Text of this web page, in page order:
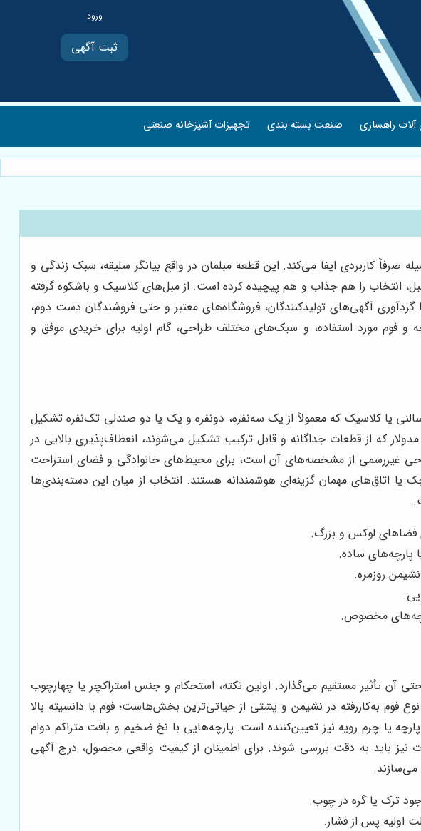
ثبت آگهی
راهسازی صنعت بسته بندی تجهیزات آشپزخانه صنعتی
کاربردی ایفا می‌کند. این قطعه مبلمان در واقع بیانگر سلیقه، سبک زندگی و
انتخاب را هم جذاب و هم پیچیده کرده است. از مبل‌های کلاسیک و باشکوه گرفته
آگهی‌های تولیدکنندگان، فروشگاه‌های معتبر و حتی فروشندگان دست دوم،
و فوم مورد استفاده، و سبک‌های مختلف طراحی، گام اولیه برای خریدی موفق و
یا کلاسیک که معمولاً از یک سه‌نفره، دو‌نفره و یک یا دو صندلی تک‌نفره تشکیل
که از قطعات جداگانه و قابل ترکیب تشکیل می‌شوند، انعطاف‌پذیری بالایی در
غیررسمی از مشخصه‌های آن است، برای محیط‌های خانوادگی و فضای استراحت
اتاق‌های مهمان گزینه‌ای هوشمندانه هستند. انتخاب از میان این دسته‌بندی‌ها
فضاهای لوکس و بزرگ.
پارچه‌های ساده.
روزمره.
مخصوص.
آن تأثیر مستقیم می‌گذارد. اولین نکته، استحکام و جنس استراکچر یا چهارچوب
به‌کاررفته در نشیمن و پشتی از حیاتی‌ترین بخش‌هاست؛ فوم با دانسیته بالا
یا چرم رویه نیز تعیین‌کننده است. پارچه‌هایی با نخ ضخیم و بافت متراکم دوام
نیز باید به دقت بررسی شوند. برای اطمینان از کیفیت واقعی محصول، درج آگهی
ترک یا گره در چوب.